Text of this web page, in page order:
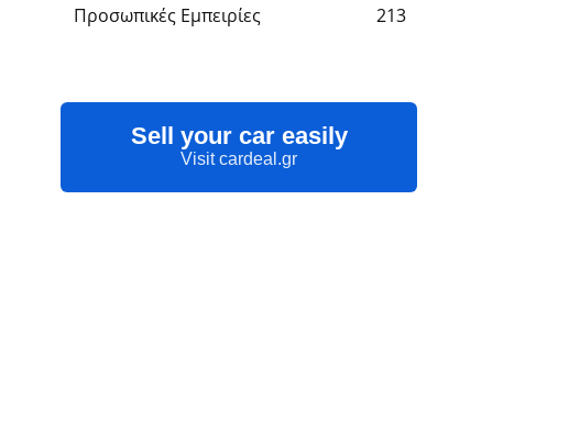
Προσωπικές Εμπειρίες
213
Sell your car easily
Visit cardeal.gr